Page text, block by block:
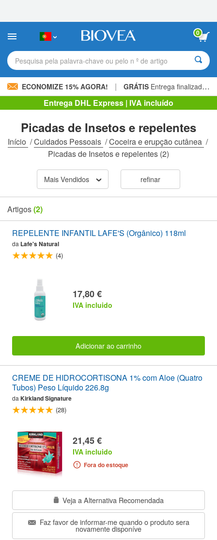
site
um
de
acessibilidade.
0
Pesquisa pela palavra-chave ou pelo n º de artigo
ECONOMIZE 15% AGORA! | GRÁTIS Entrega finalizada 60,00 € »
Entrega DHL Express | IVA incluído
Picadas de Insetos e repelentes
Início /Cuidados Pessoais /Coceira e erupção cutânea /
Picadas de Insetos e repelentes (2)
Mais Vendidos refinar
Artigos(2)
REPELENTE INFANTIL LAFE'S (Orgânico) 118ml
da Lafe's Natural
(4)
17,80 €
IVA incluido
Adicionar ao carrinho
CREME DE HIDROCORTISONA 1% com Aloe (Quatro
Tubos) Peso Líquido 226.8g
da Kirkland Signature
(28)
21,45 €
IVA incluido
Fora do estoque
Veja a Alternativa Recomendada
Faz favor de informar-me quando o produto sera
novamente disponíve